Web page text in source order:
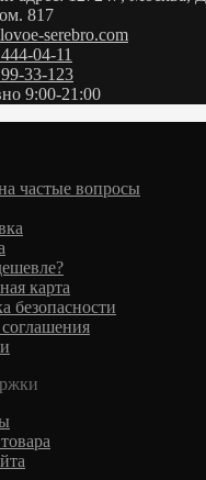
817
serebro.com
04-11
33-123
9:00-21:00
частые вопросы
карта
безопасности